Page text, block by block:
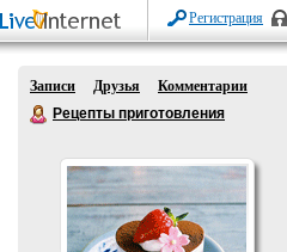
Регистрация
Записи Друзья
Комментарии
Рецепты приготовления